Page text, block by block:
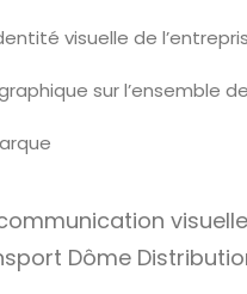
visuelle de
sur l’ensemble
Dôme